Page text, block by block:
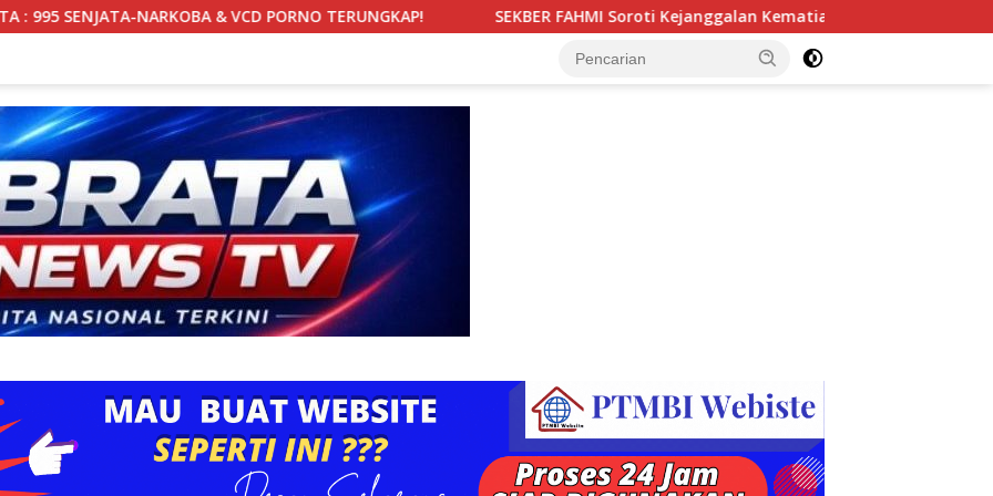
& VCD PORNO TERUNGKAP! SEKBER FAHMI Soroti Kejanggalan Kematian Winda Lorenza Gowasa, Dorong